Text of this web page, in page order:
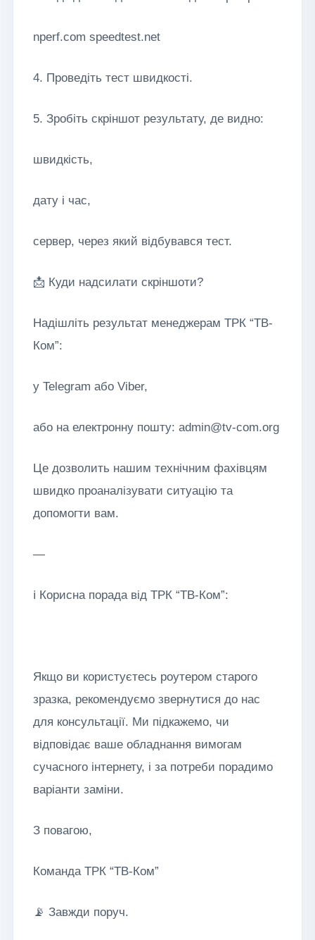
nperf.com speedtest.net
4. Проведіть тест швидкості.
5. Зробіть скріншот результату, де видно:
швидкість,
дату і час,
сервер, через який відбувався тест.
📩 Куди надсилати скріншоти?
Надішліть результат менеджерам ТРК “ТВ-
Ком”:
у Telegram або Viber,
або на електронну пошту: admin@tv-com.org
Це дозволить нашим технічним фахівцям
швидко проаналізувати ситуацію та
допомогти вам.
—
ℹ Корисна порада від ТРК “ТВ-Ком”:
Якщо ви користуєтесь роутером старого
зразка, рекомендуємо звернутися до нас
для консультації. Ми підкажемо, чи
відповідає ваше обладнання вимогам
сучасного інтернету, і за потреби порадимо
варіанти заміни.
З повагою,
Команда ТРК “ТВ-Ком”
📡 Завжди поруч.